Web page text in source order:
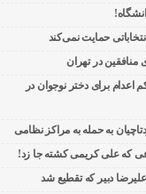
حمایت نمی‌کند
منافقین در تهران
برای دختر نوجوان در
به حمله به مراکز نظامی
که علی کریمی کشته جا زد!
دبیر که تقطیع شد